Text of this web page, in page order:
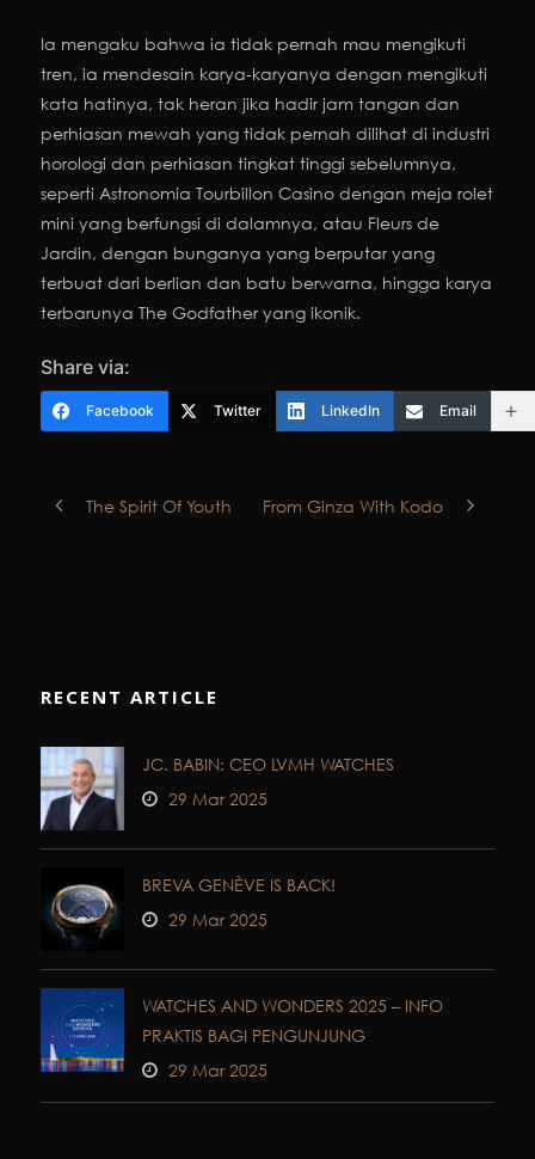
Ia mengaku bahwa ia tidak pernah mau mengikuti
tren, ia mendesain karya-karyanya dengan mengikuti
kata hatinya, tak heran jika hadir jam tangan dan
perhiasan mewah yang tidak pernah dilihat di industri
horologi dan perhiasan tingkat tinggi sebelumnya,
seperti Astronomia Tourbillon Casino dengan meja rolet
mini yang berfungsi di dalamnya, atau Fleurs de
Jardin, dengan bunganya yang berputar yang
terbuat dari berlian dan batu berwarna, hingga karya
terbarunya The Godfather yang ikonik.
Share via:
Facebook Twitter LinkedIn Email
The Spirit Of Youth From Ginza With Kodo
RECENT ARTICLE
JC. BABIN: CEO LVMH WATCHES
29 Mar 2025
BREVA GENÈVE IS BACK!
29 Mar 2025
WATCHES AND WONDERS 2025 – INFO
PRAKTIS BAGI PENGUNJUNG
29 Mar 2025